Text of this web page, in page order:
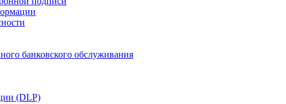
банковского обслуживания
(DLP)